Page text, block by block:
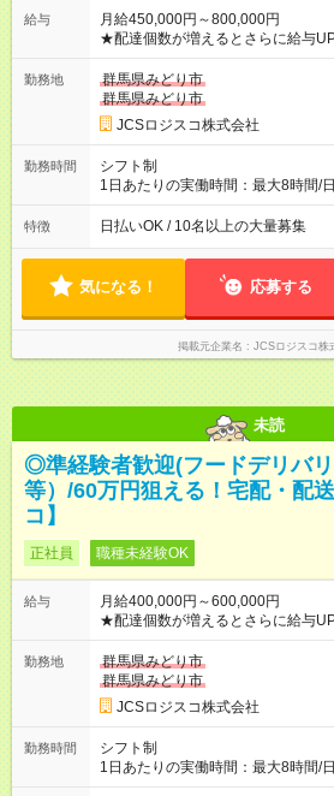
給与
月給450,000円～800,000円
★配達個数が増えるとさらに給与
ど！ ・主要都市エリア 月収55万円／週5日稼働 月収65万~112
万円／週6日稼働 ・地方郊外エリア 月収40万円／週5日稼働 月
収40万円~50万円／週6日稼働 ＜モデルイメージ＞ ■月収50万
円 (27歳男性/江東区在住)※元建築
(日休み) ■月収80万円(43歳男性/墨田区在住)※元営業 1日200個
勤務地
群馬県みどり市
群馬県みどり市
JCSロジスコ株式会社
勤務時間
シフト制
1日あたりの実働時間：最大8時間/
働8時間） ※週5日勤務（場所次第
よって時間外での勤務可能性有り
特徴 日払いOK / 10名以上の大量募集
気になる！ 応募する
掲載元企業名 JCSロジスコ株
未読
◎準経験者歓迎(フードデリバ
等）/60万円狙える！宅配・配
コ】
正社員 職種未経験OK
給与
月給400,000円～600,000円
★配達個数が増えるとさらに給与
ど！ ・主要都市エリア 月収55万円／週5日稼働 月収65万~112
万円／週6日稼働 ・地方郊外エリア 月収40万円／週5日稼働 月
収40万円~50万円／週6日稼働 ＜モデルイメージ＞ ■月収50万
円 (27歳男性/江東区在住)※元建築
(日休み) ■月収80万円(43歳男性/墨田区在住)※元営業 1日200個
勤務地
群馬県みどり市
群馬県みどり市
JCSロジスコ株式会社
勤務時間
シフト制
1日あたりの実働時間：最大8時間/
働8時間） ※週5日勤務（場所次第